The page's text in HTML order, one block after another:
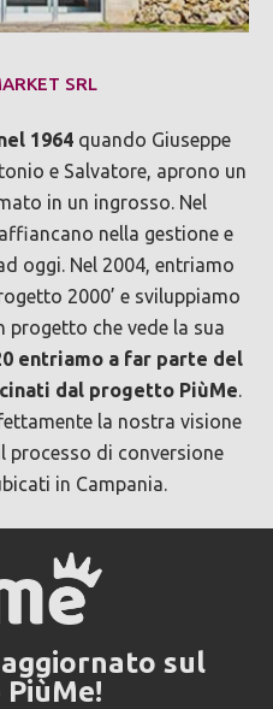
SRL
1964 quando Giuseppe
e Salvatore, aprono un
in un ingrosso. Nel
nella gestione e
oggi. Nel 2004, entriamo
2000’ e sviluppiamo
progetto che vede la sua
entriamo a far parte del
dal progetto PiùMe.
la nostra visione
processo di conversione
in Campania.
sul